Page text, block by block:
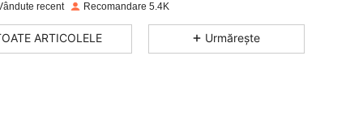
4,88 9 2.5K
recent Recomandare 5.4K
ARTICOLELE Urmărește